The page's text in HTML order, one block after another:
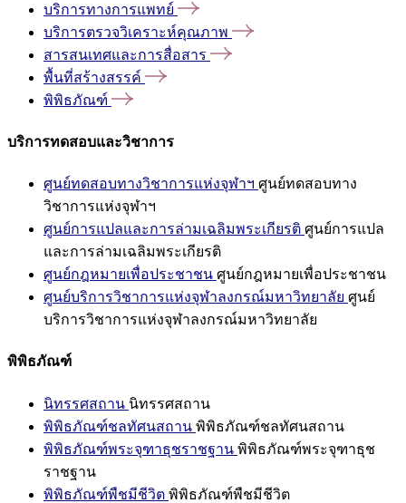
บริการทางการแพทย์
บริการตรวจวิเคราะห์คุณภาพ
สารสนเทศและการสื่อสาร
พื้นที่สร้างสรรค์
พิพิธภัณฑ์
บริการทดสอบและวิชาการ
ศูนย์ทดสอบทางวิชาการแห่งจุฬาฯ ศูนย์ทดสอบทาง
วิชาการแห่งจุฬาฯ
ศูนย์การแปลและการล่ามเฉลิมพระเกียรติ ศูนย์การแปล
และการล่ามเฉลิมพระเกียรติ
ศูนย์กฎหมายเพื่อประชาชน ศูนย์กฎหมายเพื่อประชาชน
ศูนย์บริการวิชาการแห่งจุฬาลงกรณ์มหาวิทยาลัย ศูนย์
บริการวิชาการแห่งจุฬาลงกรณ์มหาวิทยาลัย
พิพิธภัณฑ์
นิทรรศสถาน นิทรรศสถาน
พิพิธภัณฑ์ชลทัศนสถาน พิพิธภัณฑ์ชลทัศนสถาน
พิพิธภัณฑ์พระจุฑาธุชราชฐาน พิพิธภัณฑ์พระจุฑาธุช
ราชฐาน
พิพิธภัณฑ์พืชมีชีวิต พิพิธภัณฑ์พืชมีชีวิต